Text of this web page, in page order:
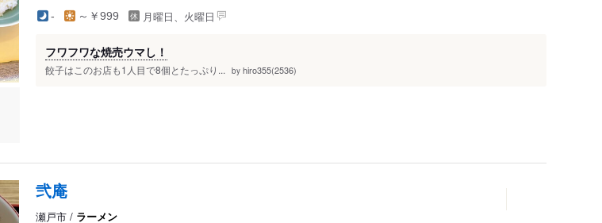
- ～￥999 月曜日、火曜日
フワフワな焼売ウマし！
餃子はこのお店も1人目で8個とたっぷり... by hiro355(2536)
弐庵
瀬戸市 / ラーメン